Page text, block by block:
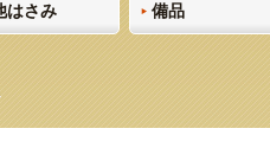
はさみ 備品